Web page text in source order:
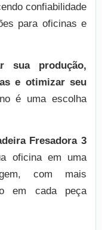
confiabilidade
para oficinas e
sua produção,
e otimizar seu
é uma escolha
Fresadora 3
oficina em uma
com mais
em cada peça